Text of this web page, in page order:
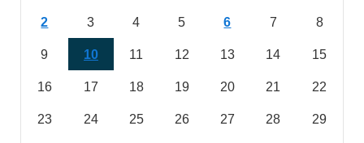
2 3 4 5 6 7 8
9 10 11 12 13 14 15
16 17 18 19 20 21 22
23 24 25 26 27 28 29